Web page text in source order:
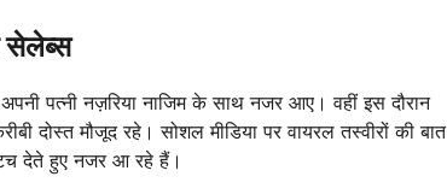
सेलेब्स
पत्नी नज़रिया नाजिम के साथ नजर आए। वहीं इस दौरान
दोस्त मौजूद रहे। सोशल मीडिया पर वायरल तस्वीरों की बात
देते हुए नजर आ रहे हैं।